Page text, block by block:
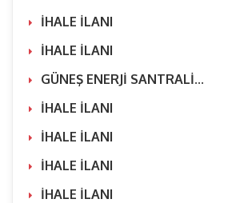
İHALE İLANI
İHALE İLANI
GÜNEŞ ENERJİ SANTRALİ...
İHALE İLANI
İHALE İLANI
İHALE İLANI
İHALE İLANI